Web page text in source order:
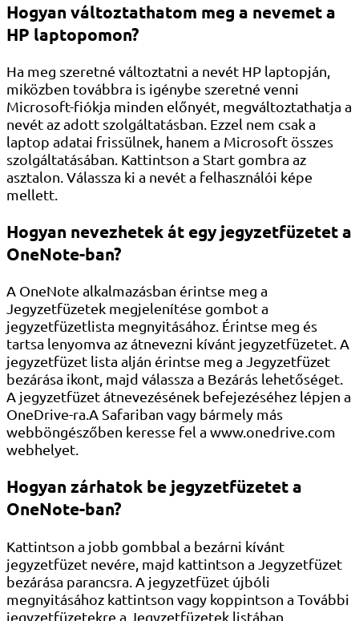
Hogyan változtathatom meg a nevemet a
HP laptopomon?
Ha meg szeretné változtatni a nevét HP laptopján,
miközben továbbra is igénybe szeretné venni
Microsoft-fiókja minden előnyét, megváltoztathatja a
nevét az adott szolgáltatásban. Ezzel nem csak a
laptop adatai frissülnek, hanem a Microsoft összes
szolgáltatásában. Kattintson a Start gombra az
asztalon. Válassza ki a nevét a felhasználói képe
mellett.
Hogyan nevezhetek át egy jegyzetfüzetet a
OneNote-ban?
A OneNote alkalmazásban érintse meg a
Jegyzetfüzetek megjelenítése gombot a
jegyzetfüzetlista megnyitásához. Érintse meg és
tartsa lenyomva az átnevezni kívánt jegyzetfüzetet. A
jegyzetfüzet lista alján érintse meg a Jegyzetfüzet
bezárása ikont, majd válassza a Bezárás lehetőséget.
A jegyzetfüzet átnevezésének befejezéséhez lépjen a
OneDrive-ra.A Safariban vagy bármely más
webböngészőben keresse fel a www.onedrive.com
webhelyet.
Hogyan zárhatok be jegyzetfüzetet a
OneNote-ban?
Kattintson a jobb gombbal a bezárni kívánt
jegyzetfüzet nevére, majd kattintson a Jegyzetfüzet
bezárása parancsra. A jegyzetfüzet újbóli
megnyitásához kattintson vagy koppintson a További
jegyzetfüzetekre a Jegyzetfüzetek listában.